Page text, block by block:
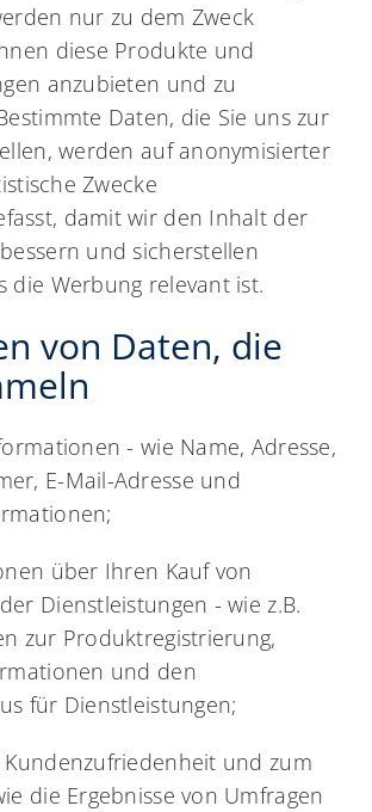
nur zu dem Zweck
diese Produkte und
anzubieten und zu
Daten, die Sie uns zur
werden auf anonymisierter
Zwecke
damit wir den Inhalt der
und sicherstellen
die Werbung relevant ist.
von Daten, die
- wie Name, Adresse,
E-Mail-Adresse und
über Ihren Kauf von
Dienstleistungen - wie z.B.
zur Produktregistrierung,
und den
für Dienstleistungen;
Kundenzufriedenheit und zum
die Ergebnisse von Umfragen